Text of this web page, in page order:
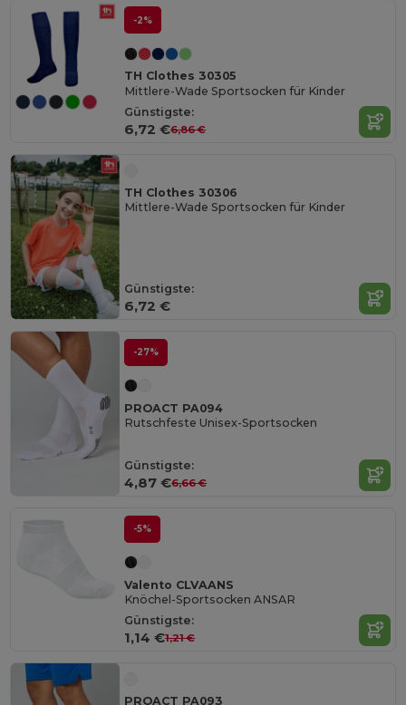
-2%
TH Clothes 30305
Mittlere-Wade Sportsocken für Kinder
Günstigste:
6,72 €6,86 €
TH Clothes 30306
Mittlere-Wade Sportsocken für Kinder
Günstigste:
6,72 €
-27%
PROACT PA094
Rutschfeste Unisex-Sportsocken
Günstigste:
4,87 €6,66 €
-5%
Valento CLVAANS
Knöchel-Sportsocken ANSAR
Günstigste:
1,14 €1,21 €
PROACT PA093